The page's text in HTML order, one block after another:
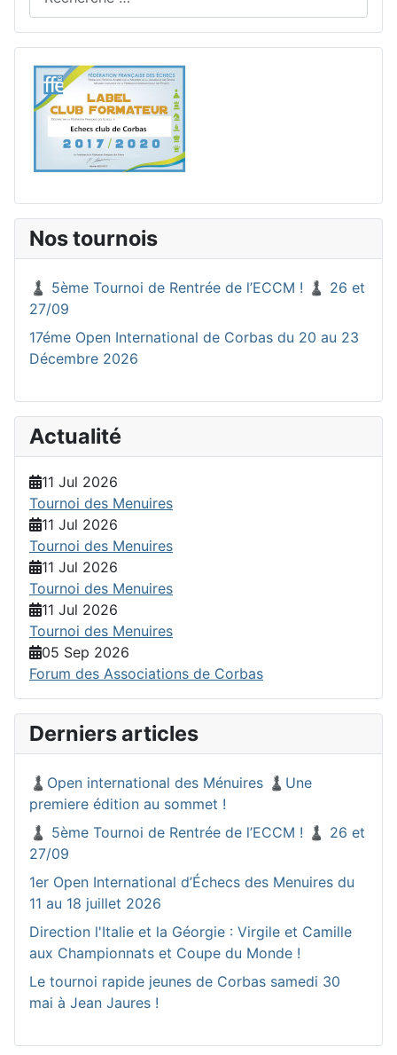
Nos tournois
♟️ 5ème Tournoi de Rentrée de l’ECCM ! ♟️ 26 et
27/09
17éme Open International de Corbas du 20 au 23
Décembre 2026
Actualité
11 Jul 2026
Tournoi des Menuires
11 Jul 2026
Tournoi des Menuires
11 Jul 2026
Tournoi des Menuires
11 Jul 2026
Tournoi des Menuires
05 Sep 2026
Forum des Associations de Corbas
Derniers articles
♟️Open international des Ménuires ♟️Une
premiere édition au sommet !
♟️ 5ème Tournoi de Rentrée de l’ECCM ! ♟️ 26 et
27/09
1er Open International d’Échecs des Menuires du
11 au 18 juillet 2026
Direction l'Italie et la Géorgie : Virgile et Camille
aux Championnats et Coupe du Monde !
Le tournoi rapide jeunes de Corbas samedi 30
mai à Jean Jaures !